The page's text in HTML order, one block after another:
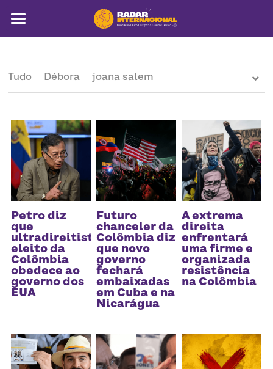
Colunistas
Notícias
Artigos
Pega a visão
Busca
Receba atualizações
Tudo Débora joana salem
Petro diz
que
ultradireitista
eleito da
Colômbia
obedece ao
governo dos
EUA
Futuro
chanceler da
Colômbia diz
que novo
governo
fechará
embaixadas
em Cuba e na
Nicarágua
A extrema
direita
enfrentará
uma firme e
organizada
resistência
na Colômbia